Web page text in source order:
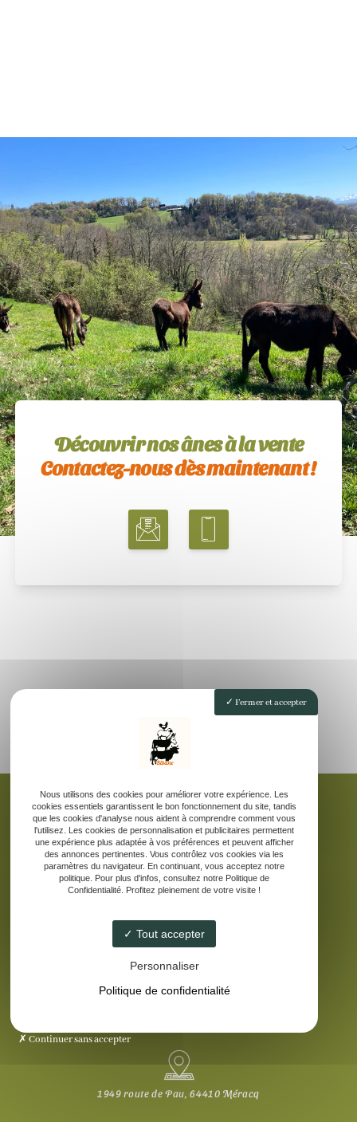
Découvrir nos ânes à la vente
Contactez-nous dès maintenant !
Accueil
La ferme pédagogique
Elevage d’âne des Pyrénées
Galerie
Contact
1949 route de Pau, 64410 Méracq
Fermer et accepter
Nous utilisons des cookies pour améliorer votre expérience. Les
cookies essentiels garantissent le bon fonctionnement du site, tandis
que les cookies d'analyse nous aident à comprendre comment vous
l'utilisez. Les cookies de personnalisation et publicitaires permettent
une expérience plus adaptée à vos préférences et peuvent afficher
des annonces pertinentes. Vous contrôlez vos cookies via les
paramètres du navigateur. En continuant, vous acceptez notre
politique. Pour plus d'infos, consultez notre Politique de
Confidentialité. Profitez pleinement de votre visite !
Tout accepter
Personnaliser
Politique de confidentialité
Continuer sans accepter